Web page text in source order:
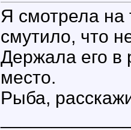
Я смотрела на
смутило, что
Держала его в
место.
Рыба,